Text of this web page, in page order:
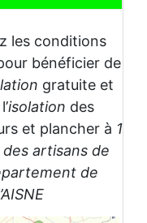
les conditions
bénéficier de
gratuite et
isolation des
et plancher à 1
artisans de
de